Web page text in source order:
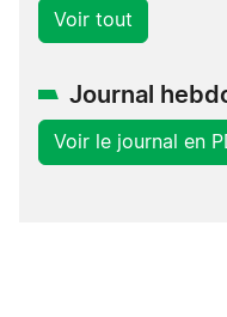
Voir tout
Journal
Voir le journal en